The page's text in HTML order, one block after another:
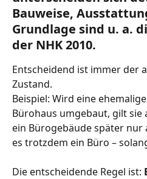
Bauweise,
Grundlage sind u. a.
der NHK 2010.
Entscheidend ist immer der
Zustand.
Beispiel: Wird eine
Bürohaus umgebaut, gilt sie
ein Bürogebäude später nur
es trotzdem ein Büro –
Die entscheidende Regel ist: